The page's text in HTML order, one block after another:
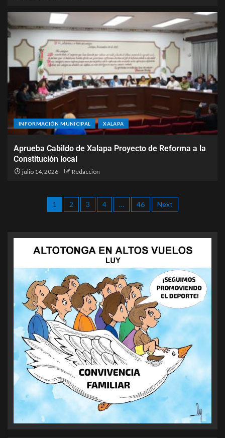
INFORMACIÓN MUNICIPAL XALAPA
Aprueba Cabildo de Xalapa Proyecto de Reforma a la
Constitución local
julio 14, 2026 Redacción
1 2 3 4 … 46 Next